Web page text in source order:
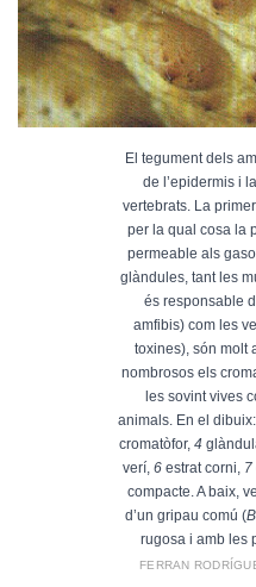
El tegument dels
de l’epidermis i
vertebrats. La
per la qual cosa la
permeable als
glàndules, tant les
és responsable
amfibis) com les
toxines), són molt
nombrosos els
les sovint vives
animals. En el dibuix:
cromatòfor, 4
verí,6 estrat corni, 7
compacte. A baix,
d’un gripau comú (
rugosa i amb les
FERRAN